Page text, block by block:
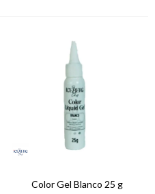
Color Gel Blanco 25 g